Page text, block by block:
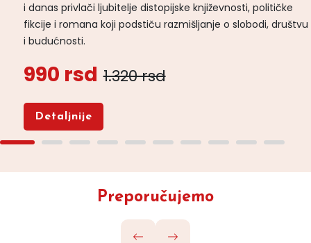
i danas privlači ljubitelje distopijske književnosti, političke
fikcije i romana koji podstiču razmišljanje o slobodi, društvu
i budućnosti.
990 rsd 1.320 rsd
Detaljnije
Preporučujemo